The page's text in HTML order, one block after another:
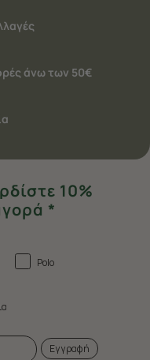
άνω των 50€
10%
*
Polo
Εγγραφή